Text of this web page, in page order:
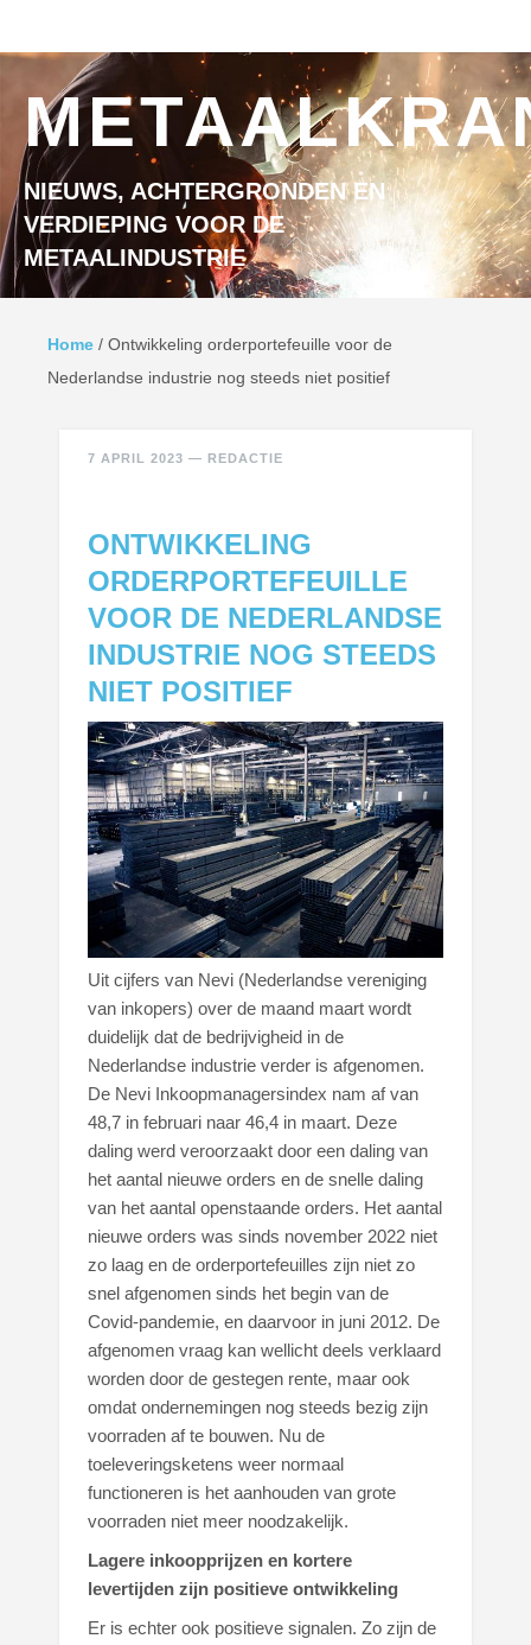
NIEUWS, ACHTERGRONDEN EN
VERDIEPING VOOR DE
METAALINDUSTRIE
Home / Ontwikkeling orderportefeuille voor de
Nederlandse industrie nog steeds niet positief
7 APRIL 2023 — REDACTIE
ONTWIKKELING
ORDERPORTEFEUILLE
VOOR DE NEDERLANDSE
INDUSTRIE NOG STEEDS
NIET POSITIEF
Uit cijfers van Nevi (Nederlandse vereniging
van inkopers) over de maand maart wordt
duidelijk dat de bedrijvigheid in de
Nederlandse industrie verder is afgenomen.
De Nevi Inkoopmanagersindex nam af van
48,7 in februari naar 46,4 in maart. Deze
daling werd veroorzaakt door een daling van
het aantal nieuwe orders en de snelle daling
van het aantal openstaande orders. Het aantal
nieuwe orders was sinds november 2022 niet
zo laag en de orderportefeuilles zijn niet zo
snel afgenomen sinds het begin van de
Covid-pandemie, en daarvoor in juni 2012. De
afgenomen vraag kan wellicht deels verklaard
worden door de gestegen rente, maar ook
omdat ondernemingen nog steeds bezig zijn
voorraden af te bouwen. Nu de
toeleveringsketens weer normaal
functioneren is het aanhouden van grote
voorraden niet meer noodzakelijk.
Lagere inkoopprijzen en kortere
levertijden zijn positieve ontwikkeling
Er is echter ook positieve signalen. Zo zijn de